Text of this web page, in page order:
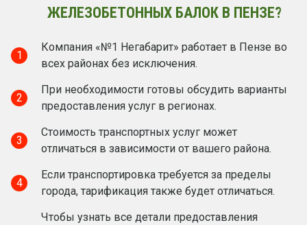
ЖЕЛЕЗОБЕТОННЫХ БАЛОК В ПЕНЗЕ?
1
Компания «№1 Негабарит» работает в Пензе во
всех районах без исключения.
2
При необходимости готовы обсудить варианты
предоставления услуг в регионах.
3
Стоимость транспортных услуг может
отличаться в зависимости от вашего района.
4
Если транспортировка требуется за пределы
города, тарификация также будет отличаться.
Чтобы узнать все детали предоставления